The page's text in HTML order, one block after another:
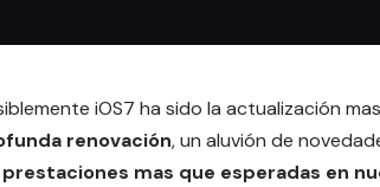
iOS7 ha sido la actualización
renovación, un aluvión de
mas que esperadas en